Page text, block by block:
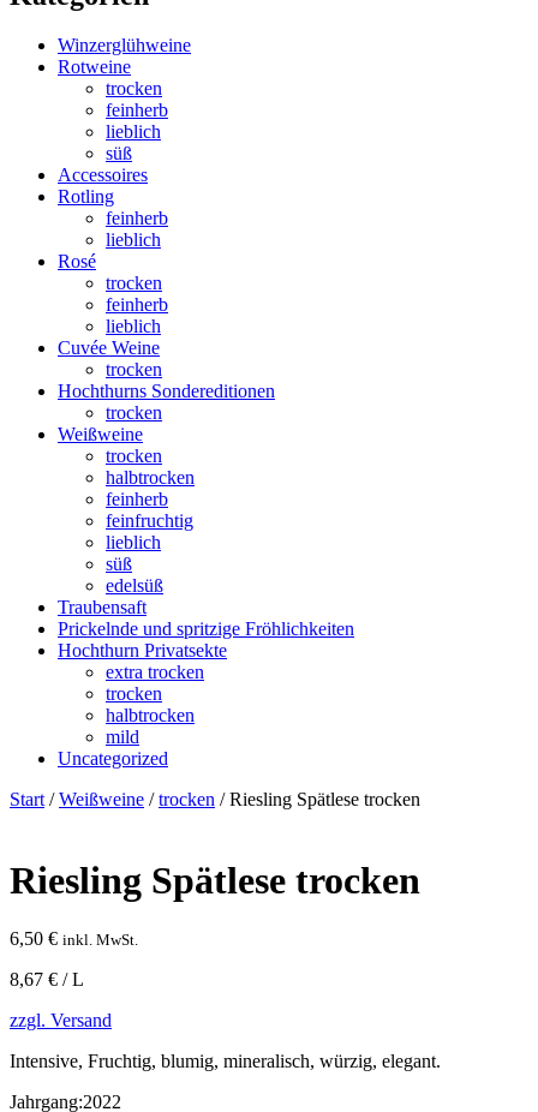
Winzerglühweine
Rotweine
trocken
feinherb
lieblich
süß
Accessoires
Rotling
feinherb
lieblich
Rosé
trocken
feinherb
lieblich
Cuvée Weine
trocken
Hochthurns Sondereditionen
trocken
Weißweine
trocken
halbtrocken
feinherb
feinfruchtig
lieblich
süß
edelsüß
Traubensaft
Prickelnde und spritzige Fröhlichkeiten
Hochthurn Privatsekte
extra trocken
trocken
halbtrocken
mild
Uncategorized
Start/Weißweine /trocken / Riesling Spätlese trocken
Riesling Spätlese trocken
6,50 € inkl. MwSt.
8,67 € / L
zzgl. Versand
Intensive, Fruchtig, blumig, mineralisch, würzig, elegant.
Jahrgang:2022